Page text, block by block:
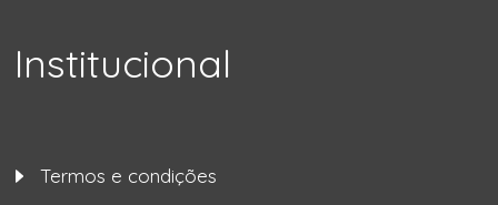
Institucional
Termos e condições